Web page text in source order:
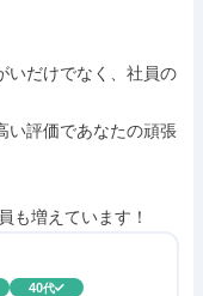
いだけでなく、社員の
い評価であなたの頑張
も増えています！
40代